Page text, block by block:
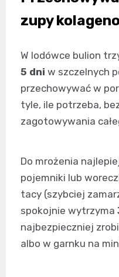
zupy
W lodówce bulion
5 dni w szczelnych
przechowywać w
tyle, ile potrzeba,
zagotowywania
Do mrożenia
pojemniki lub
tacy (szybciej
spokojnie wytrzyma
najbezpieczniej
albo w garnku na